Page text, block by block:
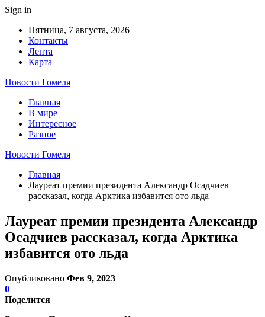
Sign in
Пятница, 7 августа, 2026
Контакты
Лента
Карта
Новости Гомеля
Главная
В мире
Интересное
Разное
Новости Гомеля
Главная
Лауреат премии президента Александр Осадчиев
рассказал, когда Арктика избавится ото льда
Лауреат премии президента Александр
Осадчиев рассказал, когда Арктика
избавится ото льда
Опубликовано Фев 9, 2023
0
Поделится